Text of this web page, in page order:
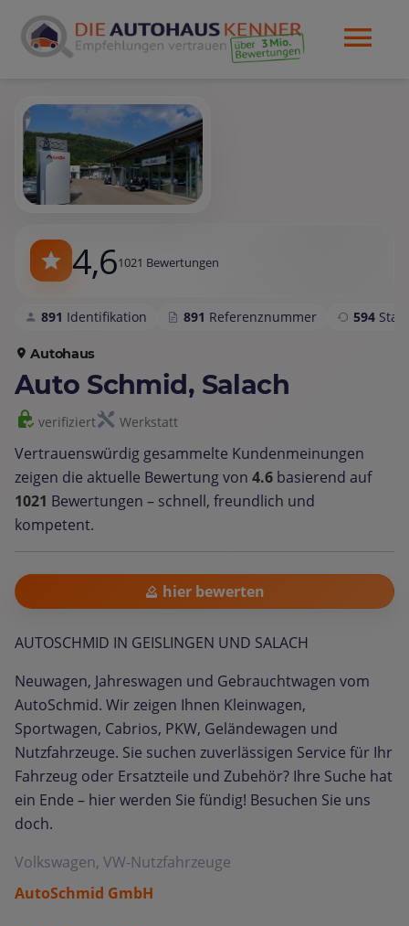
4,61021 Bewertungen
891 Identifikation 891 Referenznummer 594
Autohaus
Auto Schmid, Salach
verifiziert Werkstatt
Vertrauenswürdig gesammelte Kundenmeinungen
zeigen die aktuelle Bewertung von 4.6 basierend auf
1021 Bewertungen – schnell, freundlich und
kompetent.
hier bewerten
AUTOSCHMID IN GEISLINGEN UND SALACH
Neuwagen, Jahreswagen und Gebrauchtwagen vom
AutoSchmid. Wir zeigen Ihnen Kleinwagen,
Sportwagen, Cabrios, PKW, Geländewagen und
Nutzfahrzeuge. Sie suchen zuverlässigen Service für Ihr
Fahrzeug oder Ersatzteile und Zubehör? Ihre Suche hat
ein Ende – hier werden Sie fündig! Besuchen Sie uns
doch.
Volkswagen, VW-Nutzfahrzeuge
AutoSchmid GmbH